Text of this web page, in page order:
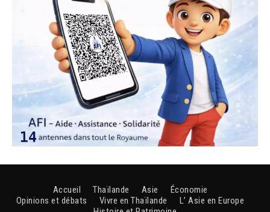
Accueil Thaïlande Asie
Économie
Opinions et débats
Vivre en Thaïlande
L’ Asie en Europe